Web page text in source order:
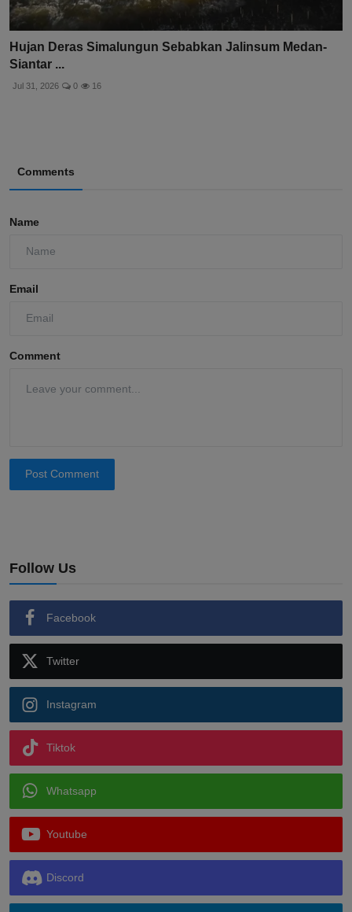
Hujan Deras Simalungun Sebabkan Jalinsum Medan-
Siantar ...
Jul 31, 2026 0 16
Comments
Name
Email
Comment
Post Comment
Follow Us
Facebook
Twitter
Instagram
Tiktok
Whatsapp
Youtube
Discord